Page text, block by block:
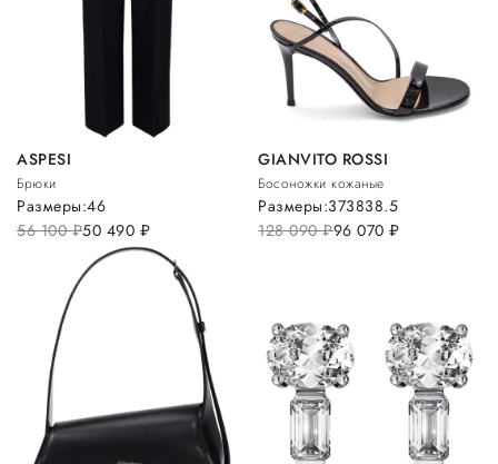
ASPESI
Брюки
56 100руб.50 490 руб.
Размеры:46
GIANVITO ROSSI
Босоножки кожаные
128 090руб.96 070руб.
Размеры:373838.5